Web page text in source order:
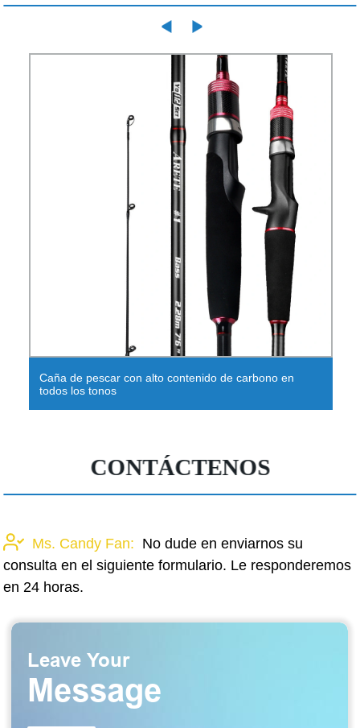
en
Fábrica de cañas de pescar - materiales de
CONTÁCTENOS
Ms. Candy Fan: No dude en enviarnos su
consulta en el siguiente formulario. Le responderemos
en 24 horas.